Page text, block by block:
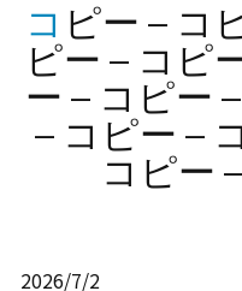
コピー – コピー – コピー – コ
ピー – コピ
ー – コピー
– コピー –
コピー
2026/7/2